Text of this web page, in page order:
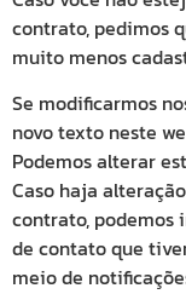
contrato, pedimos
muito menos
Se modificarmos
novo texto neste
Podemos alterar
Caso haja
contrato, podemos
de contato que
meio de